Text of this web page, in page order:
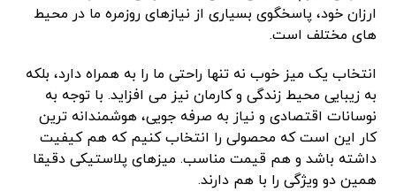
ارزان خود، پاسخگوی بسیاری از نیازهای روزمره ما در محیط‌
های مختلف است.
انتخاب یک میز خوب نه تنها راحتی ما را به همراه دارد، بلکه
به زیبایی محیط زندگی و کارمان نیز می ‌افزاید. با توجه به
نوسانات اقتصادی و نیاز به صرفه ‌جویی، هوشمندانه‌ ترین
کار این است که محصولی را انتخاب کنیم که هم کیفیت
داشته باشد و هم قیمت مناسب. میزهای پلاستیکی دقیقا
همین دو ویژگی را با هم دارند.